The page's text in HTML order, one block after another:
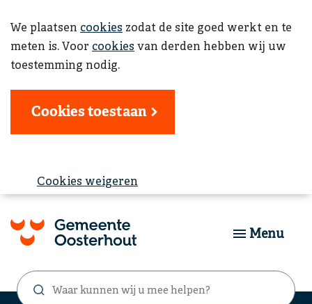
We plaatsen cookies zodat de site goed werkt en te
meten is. Voor cookies van derden hebben wij uw
toestemming nodig.
Cookies toestaan
Cookies weigeren
Zoekformulier
Waar
kunnen
Menu